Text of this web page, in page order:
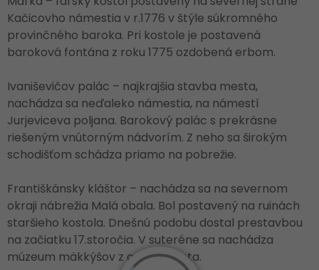
Kačicovho námestia v r.1776 v štýle súkromného
provinčného baroka. Pri kostole je postavená
baroková fontána z roku 1775 ozdobená erbom.
Ivaniševičov palác – najkrajšia stavba mesta,
nachádza sa neďaleko námestia, na námestí
Jurjeviceva poljana. Barokový palác s prekrásne
riešeným vnútorným nádvorím. Z neho sa širokým
schodišťom schádza priamo na pobrežie.
Františkánsky kláštor – nachádza sa na severnom
okraji nábrežia Malá obala. Bol postavený na ruinách
staršieho kostola. Dnešnú podobu dostal prestavbou
na začiatku 17.storočia. V suteréne sa nachádza
múzeum mäkkýšov z celého sveta.